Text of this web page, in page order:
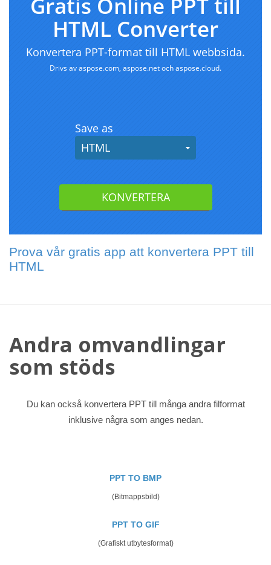
Prova vår gratis app att konvertera PPT till
HTML
Andra omvandlingar
som stöds
Du kan också konvertera PPT till många andra filformat
inklusive några som anges nedan.
PPT TO BMP
(Bitmappsbild)
PPT TO GIF
(Grafiskt utbytesformat)